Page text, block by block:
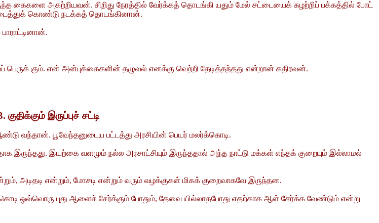
கைகளை அகற்றியவன். சிறிது நேரத்தில் வேர்க்கத் தொடங்கி யதும் மேல் சட்டையைக் கழற்றிப் பக்கத்தில் போட்
கொண்டு நடக்கத் தொடங்கினான்.
கும். என் அன்புக்கைகளின் தழுவல் எனக்கு வெற்றி தேடித்தந்தது என்றான் கதிரவன்.
குதிக்கும் இருப்புச் சட்டி
வந்தான். பூவேந்தனுடைய பட்டத்து அரசியின் பெயர் மலர்க்கொடி.
இருந்தது. இயற்கை வளமும் நல்ல அரசாட்சியும் இருந்ததால் அந்த நாட்டு மக்கள் எந்தக் குறையும் இல்லாமல்
அடிதடி என்றும், மோசடி என்றும் வரும் வழக்குகள் மிகக் குறைவாகவே இருந்தன.
ஒவ்வொரு புது ஆளைச் சேர்க்கும் போதும், தேவை யில்லாதபோது எதற்காக ஆள் சேர்க்க வேண்டும் என்று